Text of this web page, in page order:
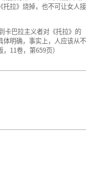
拉》烧掉，也不可让女人接
卡巴拉主义者对《托拉》的
明确，事实上，人应该从不
11卷，第659页）